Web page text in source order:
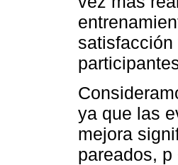
ya que las
mejora
pareados, p